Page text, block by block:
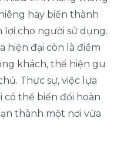
hay biến thành
lợi cho người sử dụng.
hiện đại còn là điểm
khách, thể hiện gu
Thực sự, việc lựa
có thể biến đổi hoàn
thành một nơi vừa